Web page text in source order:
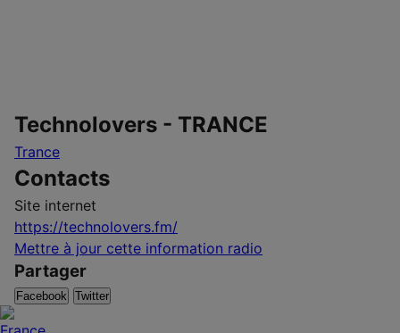
Technolovers - TRANCE
Trance
Contacts
Site internet
https://technolovers.fm/
Mettre à jour cette information radio
Partager
Facebook Twitter